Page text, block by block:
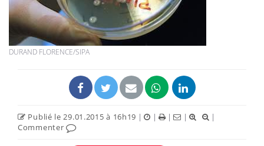
DURAND FLORENCE/SIPA
Publié le 29.01.2015 à 16h19 | | | |
|
Commenter